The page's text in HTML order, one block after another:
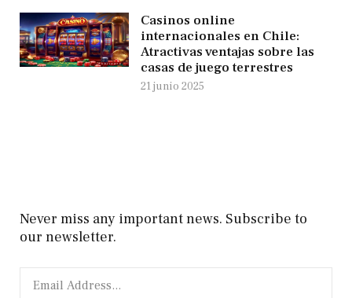
Casinos online
internacionales en Chile:
Atractivas ventajas sobre las
casas de juego terrestres
21 junio 2025
Never miss any important news. Subscribe to
our newsletter.